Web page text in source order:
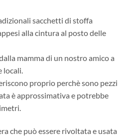
sacchetti di stoffa
alla cintura al posto delle
mamma di un nostro amico a
proprio perchè sono pezzi
è approssimativa e potrebbe
che può essere rivoltata e usata